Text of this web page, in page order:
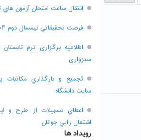
انتقال ساعت امتحان آزمون
فرصت تحقيقاتي نیمسال دوم ۱۴۰۴-۱۴۰۵
سبزواری
تجميع و بارگذاري مکاتبات
سايت دانشگاه
اعطاي تسهيلات از طرح و
اشتغال زايي جوانان
رویداد ها